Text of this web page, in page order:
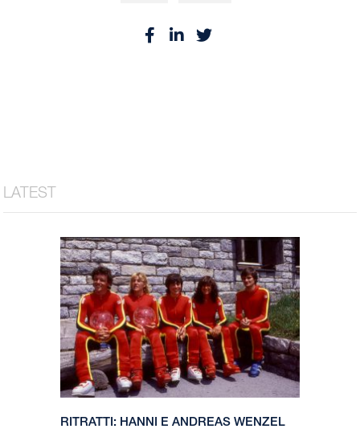
RITRATTI: HANNI E ANDREAS WENZEL